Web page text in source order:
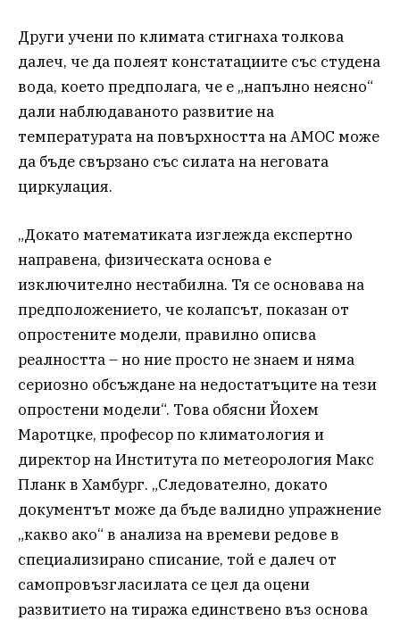
Други учени по климата стигнаха толкова
далеч, че да полеят констатациите със студена
вода, което предполага, че е „напълно неясно“
дали наблюдаваното развитие на
температурата на повърхността на AMOC може
да бъде свързано със силата на неговата
циркулация.
„Докато математиката изглежда експертно
направена, физическата основа е
изключително нестабилна. Тя се основава на
предположението, че колапсът, показан от
опростените модели, правилно описва
реалността – но ние просто не знаем и няма
сериозно обсъждане на недостатъците на тези
опростени модели“. Това обясни Йохем
Маротцке, професор по климатология и
директор на Института по метеорология Макс
Планк в Хамбург. „Следователно, докато
документът може да бъде валидно упражнение
„какво ако“ в анализа на времеви редове в
специализирано списание, той е далеч от
самопровъзгласилата се цел да оцени
развитието на тиража единствено въз основа